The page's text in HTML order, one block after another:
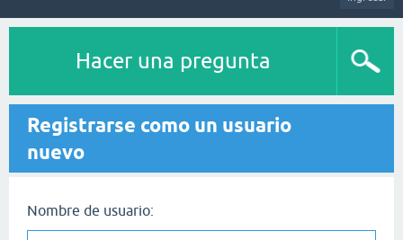
Hacer una pregunta
Registrarse como un usuario
nuevo
Nombre de usuario: